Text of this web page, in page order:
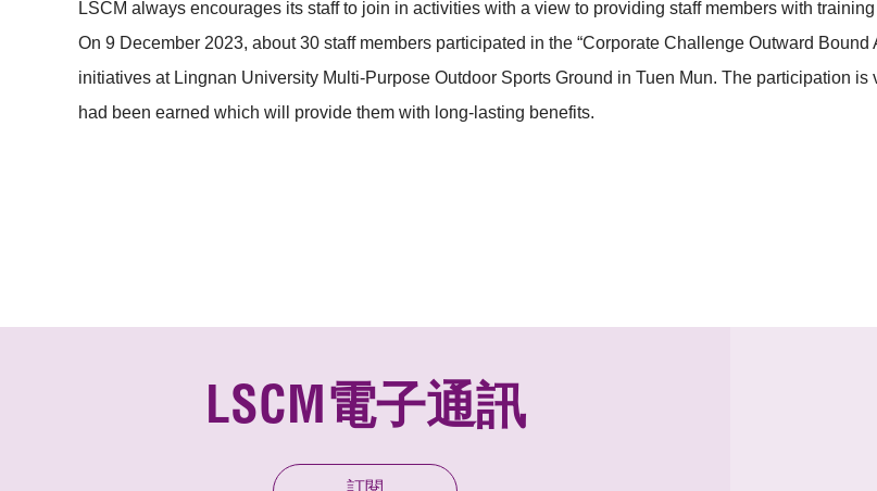
LSCM always encourages its staff to join in activities with a view to providing staff members with
On 9 December 2023, about 30 staff members participated in the “Corporate Challenge Outward
initiatives at Lingnan University Multi-Purpose Outdoor Sports Ground in Tuen Mun. The participation
had been earned which will provide them with long-lasting benefits.
LSCM電子通訊